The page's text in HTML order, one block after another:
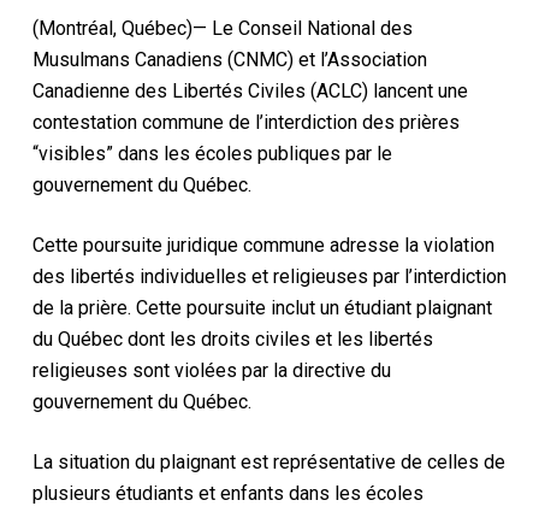
(Montréal, Québec)— Le Conseil National des
Musulmans Canadiens (CNMC) et l’Association
Canadienne des Libertés Civiles (ACLC) lancent une
contestation commune de l’interdiction des prières
“visibles” dans les écoles publiques par le
gouvernement du Québec.
Cette poursuite juridique commune adresse la violation
des libertés individuelles et religieuses par l’interdiction
de la prière. Cette poursuite inclut un étudiant plaignant
du Québec dont les droits civiles et les libertés
religieuses sont violées par la directive du
gouvernement du Québec.
La situation du plaignant est représentative de celles de
plusieurs étudiants et enfants dans les écoles